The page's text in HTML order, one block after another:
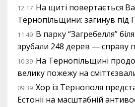
12:17 На щиті повертається
Тернопільщини: загинув під
11:49 В парку “Загребелля”
зрубали 248 дерев — справу
10:39 На Тернопільщині
велику пожежу на
09:39 Хор із Тернополя
Естонії на масштабній